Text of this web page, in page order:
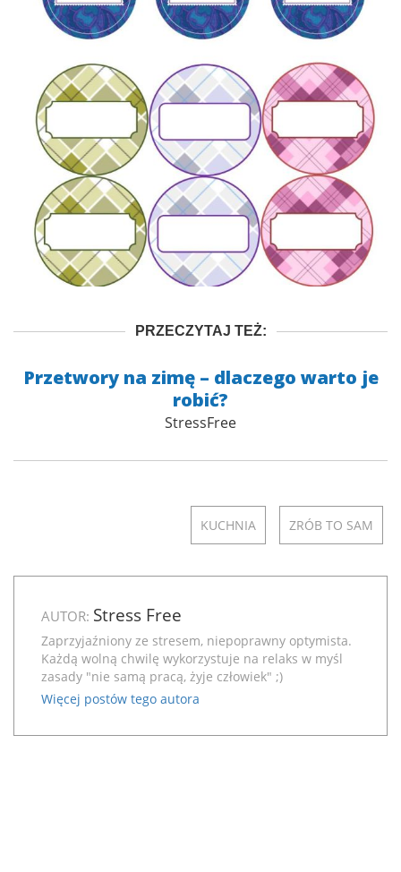
PRZECZYTAJ TEŻ:
Przetwory na zimę – dlaczego warto je
robić?
StressFree
KUCHNIA ZRÓB TO SAM
AUTOR: Stress Free
Zaprzyjaźniony ze stresem, niepoprawny optymista.
Każdą wolną chwilę wykorzystuje na relaks w myśl
zasady "nie samą pracą, żyje człowiek" ;)
Więcej postów tego autora